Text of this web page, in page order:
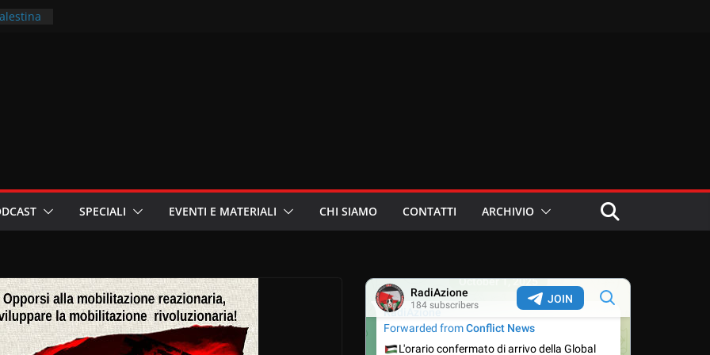
SPECIALI EVENTI E MATERIALI CHI SIAMO CONTATTI ARCHIVIO